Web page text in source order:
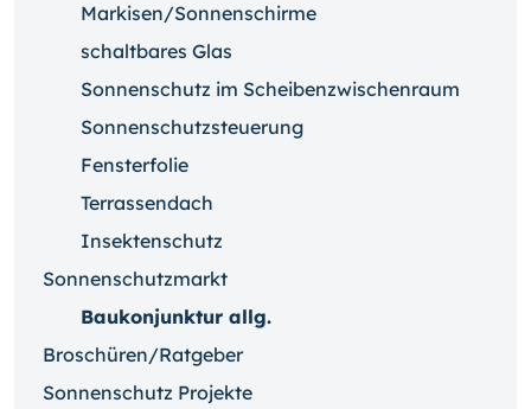
Markisen/Sonnenschirme
schaltbares Glas
Sonnenschutz im Scheibenzwischenraum
Sonnenschutzsteuerung
Fensterfolie
Terrassendach
Insektenschutz
Sonnenschutzmarkt
Baukonjunktur allg.
Broschüren/Ratgeber
Sonnenschutz Projekte